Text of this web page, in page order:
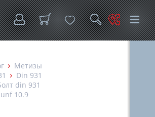
Метизы
Din 931
din 931
10.9